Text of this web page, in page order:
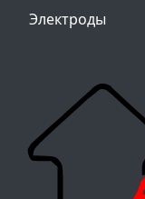
Электроды